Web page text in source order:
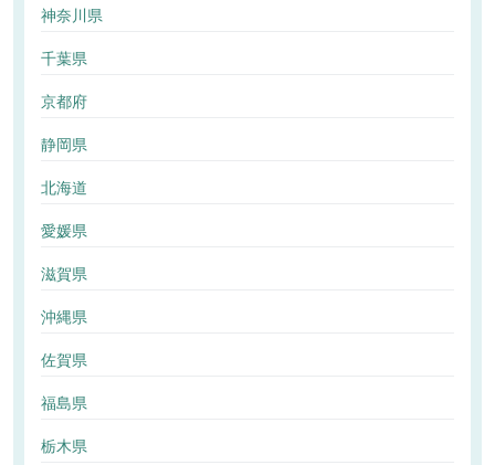
神奈川県
千葉県
京都府
静岡県
北海道
愛媛県
滋賀県
沖縄県
佐賀県
福島県
栃木県